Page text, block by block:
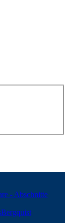
- Abschnitte
Bergquist